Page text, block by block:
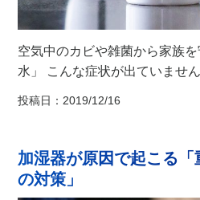
空気中のカビや雑菌から家族
水」 こんな症状が出ていませ
投稿日：2019/12/16
加湿器が原因で起こる
の対策」